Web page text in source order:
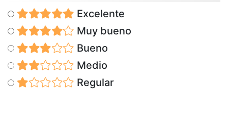
Excelente
Muy bueno
Bueno
Medio
Regular